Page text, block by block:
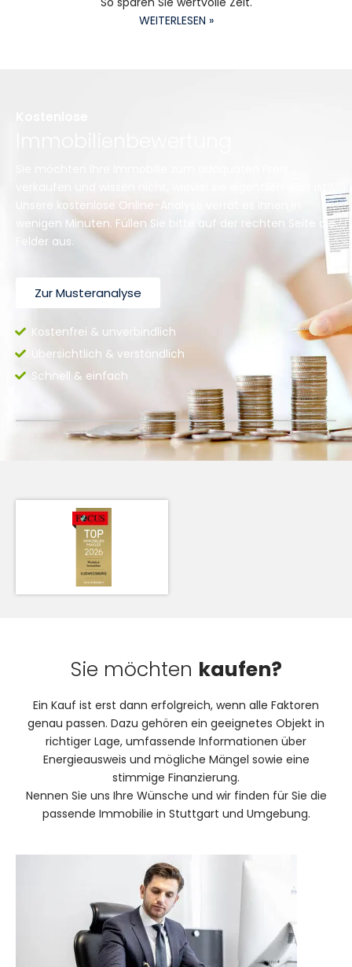
WEITERLESEN »
Unsere kostenlose Online-Analyse verrät es Ihnen in
wenigen Minuten. Füllen Sie bitte auf der rechten Seite die
Felder aus.
Zur Musteranalyse
Kostenfrei & unverbindlich
Übersichtlich & verständlich
Schnell & einfach
Sie möchten kaufen?
Ein Kauf ist erst dann erfolgreich, wenn alle Faktoren
genau passen. Dazu gehören ein geeignetes Objekt in
richtiger Lage, umfassende Informationen über
Energieausweis und mögliche Mängel sowie eine
stimmige Finanzierung.
Nennen Sie uns Ihre Wünsche und wir finden für Sie die
passende Immobilie in Stuttgart und Umgebung.